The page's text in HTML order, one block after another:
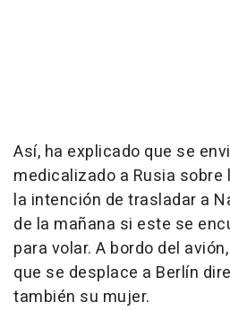
Así, ha explicado que se
medicalizado a Rusia sobre
la intención de trasladar a
de la mañana si este se
para volar. A bordo del
que se desplace a Berlín
también su mujer.